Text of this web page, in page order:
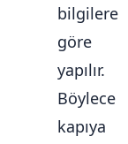
bilgilere
göre
yapılır.
Böylece
kapıya